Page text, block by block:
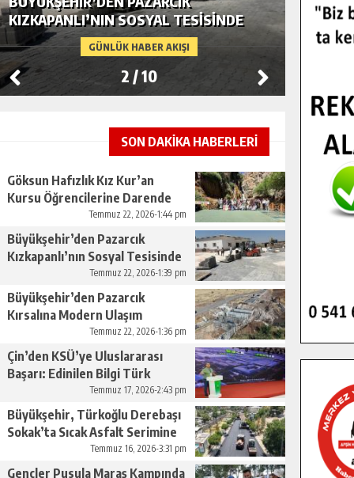
GÜNLÜK HABER AKIŞI
KIZKAPANLI’NIN SOSYAL TESISINDE
ÇEVRE DÜZENLEMESI.
2 /10
SON DAKİKA HABERLERİ
Göksun Hafızlık Kız Kur’an
Kursu Öğrencilerine Darende
Temmuz 22, 2026-1:44 pm
Büyükşehir’den Pazarcık
Kızkapanlı’nın Sosyal Tesisinde
Çevre Düzenlemesi.Temmuz 22, 2026-1:39 pm
Büyükşehir’den Pazarcık
Kırsalına Modern Ulaşım
Temmuz 22, 2026-1:36 pm
Çin’den KSÜ’ye Uluslararası
Başarı: Edinilen Bilgi Türk
Tarımına Katkı Sağlayacak.
Temmuz 17, 2026-2:43 pm
Büyükşehir, Türkoğlu Derebaşı
Sokak’ta Sıcak Asfalt Serimine
Temmuz 16, 2026-3:31 pm
Gençler Pusula Maraş Kampında